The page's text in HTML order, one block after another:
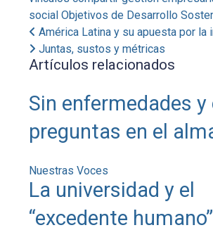
social Objetivos de Desarrollo
América Latina y su apuesta por la
Juntas, sustos y métricas
Artículos relacionados
Sin enfermedades y
preguntas en el
Nuestras Voces
La universidad y el
“excedente humano”